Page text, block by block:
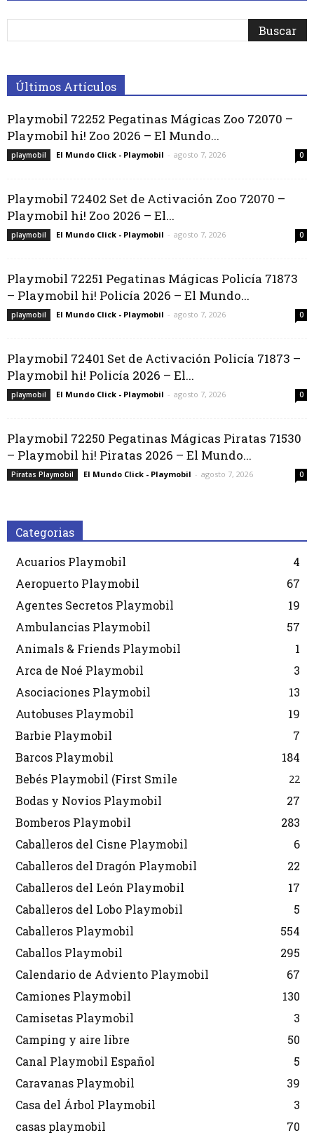
Últimos Artículos
Playmobil 72252 Pegatinas Mágicas Zoo 72070 –
Playmobil hi! Zoo 2026 – El Mundo...
playmobil El Mundo Click - Playmobil - agosto 7, 2026 0
Playmobil 72402 Set de Activación Zoo 72070 –
Playmobil hi! Zoo 2026 – El...
playmobil El Mundo Click - Playmobil - agosto 7, 2026 0
Playmobil 72251 Pegatinas Mágicas Policía 71873
– Playmobil hi! Policía 2026 – El Mundo...
playmobil El Mundo Click - Playmobil - agosto 7, 2026 0
Playmobil 72401 Set de Activación Policía 71873 –
Playmobil hi! Policía 2026 – El...
playmobil El Mundo Click - Playmobil - agosto 7, 2026 0
Playmobil 72250 Pegatinas Mágicas Piratas 71530
– Playmobil hi! Piratas 2026 – El Mundo...
Piratas Playmobil El Mundo Click - Playmobil - agosto 7, 2026 0
Categorias
Acuarios Playmobil
4
Aeropuerto Playmobil
67
Agentes Secretos Playmobil
19
Ambulancias Playmobil
57
Animals & Friends Playmobil
1
Arca de Noé Playmobil
3
Asociaciones Playmobil
13
Autobuses Playmobil
19
Barbie Playmobil
7
Barcos Playmobil
184
Bebés Playmobil (First Smile
22
Bodas y Novios Playmobil
27
Bomberos Playmobil
283
Caballeros del Cisne Playmobil
6
Caballeros del Dragón Playmobil
22
Caballeros del León Playmobil
17
Caballeros del Lobo Playmobil
5
Caballeros Playmobil
554
Caballos Playmobil
295
Calendario de Adviento Playmobil
67
Camiones Playmobil
130
Camisetas Playmobil
3
Camping y aire libre
50
Canal Playmobil Español
5
Caravanas Playmobil
39
Casa del Árbol Playmobil
3
casas playmobil
70